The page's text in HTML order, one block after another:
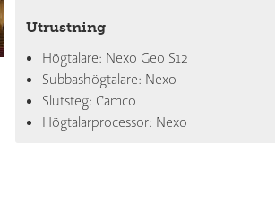
Utrustning
Högtalare: Nexo Geo S12
Subbashögtalare: Nexo
Slutsteg: Camco
Högtalarprocessor: Nexo